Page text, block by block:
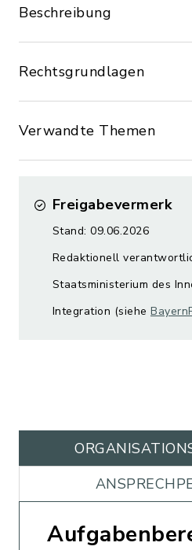
Beschreibung
Rechtsgrundlagen
Verwandte Themen
Freigabevermerk
Stand: 09.06.2026
Redaktionell
Staatsministerium des
Integration (siehe